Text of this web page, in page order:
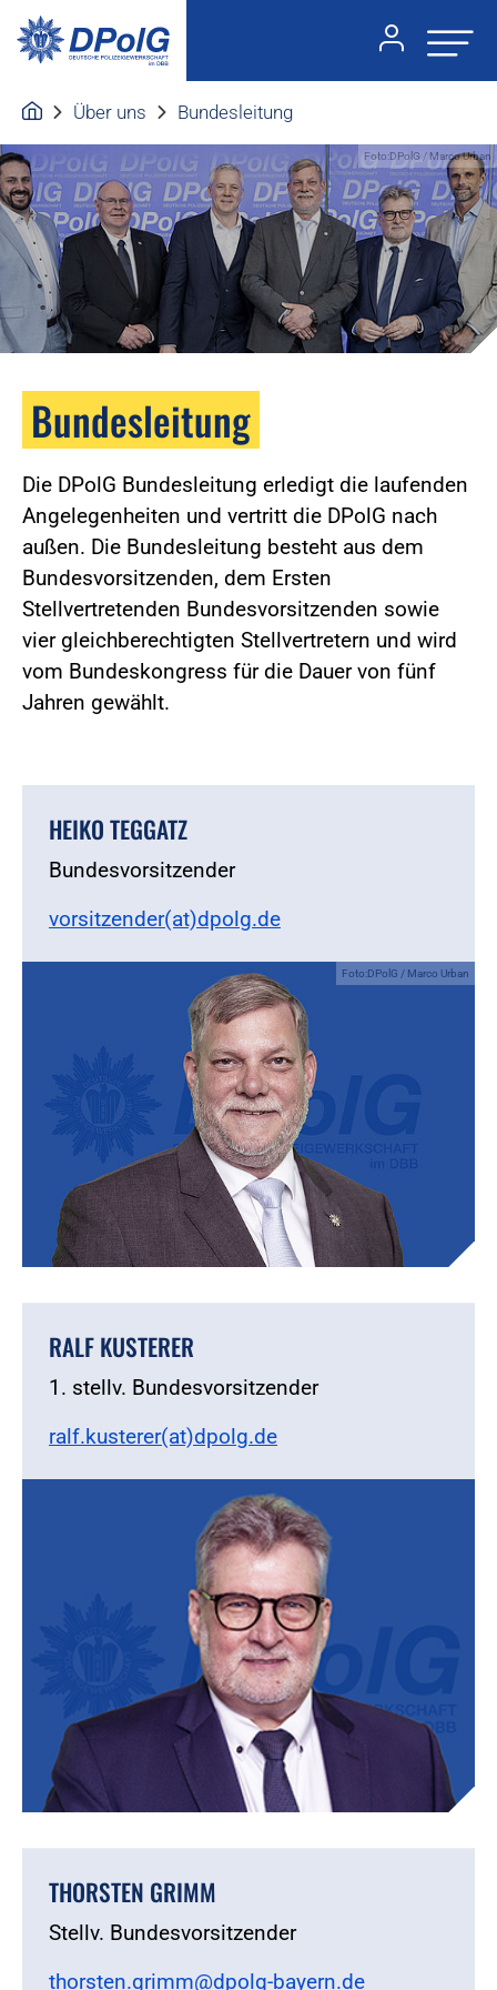
Über uns Bundesleitung
Foto:DPolG / Marco Urban
Bundesleitung
Die DPolG Bundesleitung erledigt die laufenden
Angelegenheiten und vertritt die DPolG nach
außen. Die Bundesleitung besteht aus dem
Bundesvorsitzenden, dem Ersten
Stellvertretenden Bundesvorsitzenden sowie
vier gleichberechtigten Stellvertretern und wird
vom Bundeskongress für die Dauer von fünf
Jahren gewählt.
HEIKO TEGGATZ
Bundesvorsitzender
vorsitzender(at)dpolg.de
Foto:DPolG / Marco Urban
RALF KUSTERER
1. stellv. Bundesvorsitzender
ralf.kusterer(at)dpolg.de
THORSTEN GRIMM
Stellv. Bundesvorsitzender
thorsten.grimm@dpolg-bayern.de